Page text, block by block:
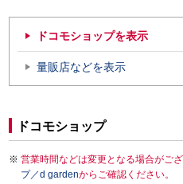
ドコモショップを表示
量販店などを表示
ドコモショップ
営業時間などは変更となる場合がご
プ／d gardenからご確認ください。